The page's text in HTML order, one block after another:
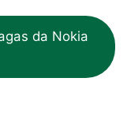
da Nokia